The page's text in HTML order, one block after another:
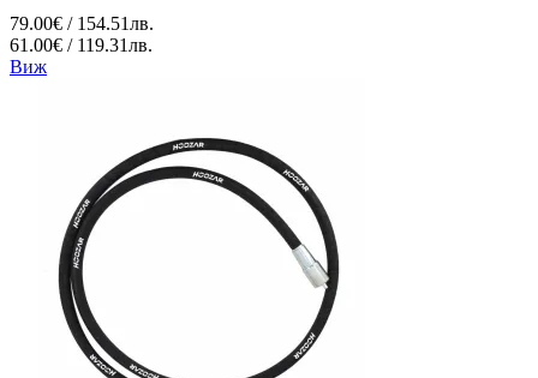
79.00€ / 154.51лв.
61.00€ / 119.31лв.
Виж